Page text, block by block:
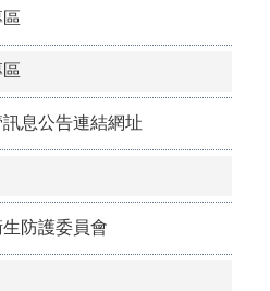
息公告連結網址
防護委員會